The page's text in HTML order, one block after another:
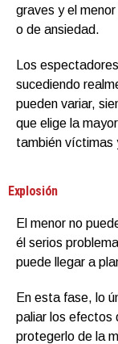
graves y el
o de ansiedad.
Los
sucediendo
pueden variar,
que elige la
también víctimas
Explosión
El menor no
él serios
puede llegar a
En esta fase, lo
paliar los efectos
protegerlo de la